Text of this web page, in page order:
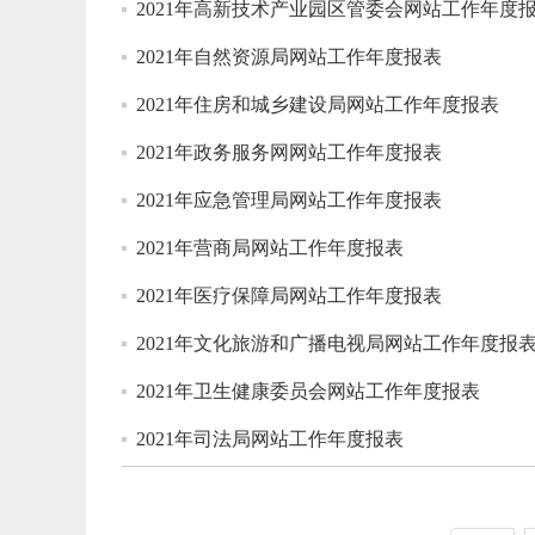
2021年高新技术产业园区管委会网站工作年度
2021年自然资源局网站工作年度报表
2021年住房和城乡建设局网站工作年度报表
2021年政务服务网网站工作年度报表
2021年应急管理局网站工作年度报表
2021年营商局网站工作年度报表
2021年医疗保障局网站工作年度报表
2021年文化旅游和广播电视局网站工作年度报
2021年卫生健康委员会网站工作年度报表
2021年司法局网站工作年度报表